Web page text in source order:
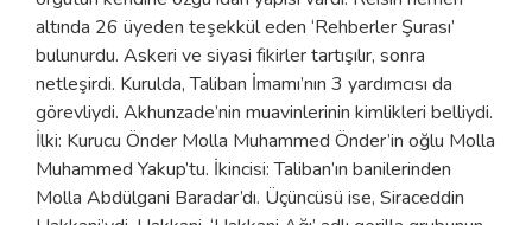
altında 26 üyeden teşekkül eden ‘Rehberler Şurası’
bulunurdu. Askeri ve siyasi fikirler tartışılır, sonra
netleşirdi. Kurulda, Taliban İmamı’nın 3 yardımcısı da
görevliydi. Akhunzade’nin muavinlerinin kimlikleri belliydi.
İlki: Kurucu Önder Molla Muhammed Önder’in oğlu Molla
Muhammed Yakup’tu. İkincisi: Taliban’ın banilerinden
Molla Abdülgani Baradar’dı. Üçüncüsü ise, Siraceddin